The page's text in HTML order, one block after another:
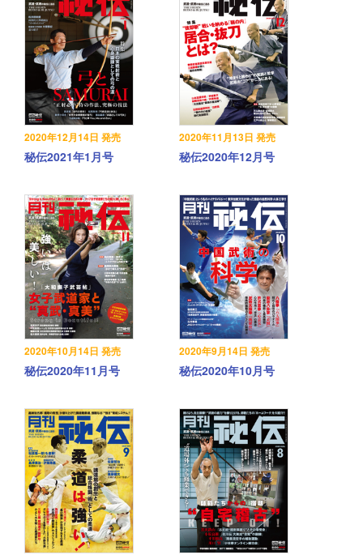
2020年12月14日 発売
秘伝2021年1月号
2020年11月13日 発売
秘伝2020年12月号
2020年10月14日 発売
秘伝2020年11月号
2020年9月14日 発売
秘伝2020年10月号